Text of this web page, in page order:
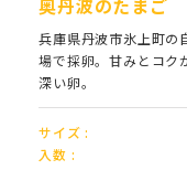
奥丹波のたまご
兵庫県丹波市氷上町の
場で採卵。甘みとコク
深い卵。
サイズ :
入数 :